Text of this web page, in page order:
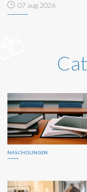
07 aug 2026
NASCHOLINGEN